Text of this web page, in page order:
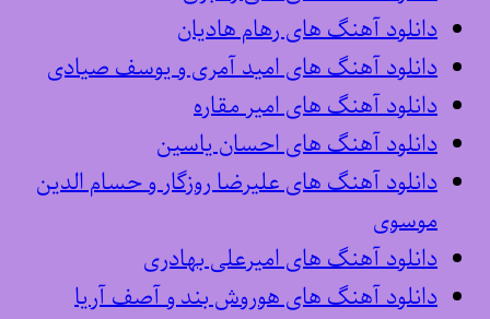
دانلود آهنگ های رهام هادیان
دانلود آهنگ های امید آمری و یوسف صیادی
دانلود آهنگ های امیر مقاره
دانلود آهنگ های احسان یاسین
دانلود آهنگ های علیرضا روزگار و حسام الدین
موسوی
دانلود آهنگ های امیرعلی بهادری
دانلود آهنگ های هوروش بند و آصف آریا